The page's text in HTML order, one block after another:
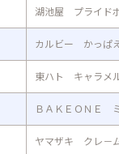
湖池屋 プライド
カルビー かっぱ
東ハト キャラメ
ＢＡＫＥＯＮＥ
ヤマザキ クレ－